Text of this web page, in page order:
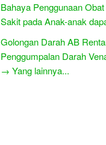
Bahaya Penggunaan
Sakit pada Anak-anak
Golongan Darah AB
Penggumpalan Darah
→ Yang lainnya...